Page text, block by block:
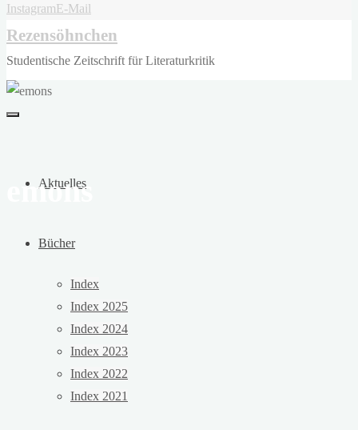
InstagramE-Mail
Rezensöhnchen
Studentische Zeitschrift für Literaturkritik
Aktuelles
Bücher
Index
Index 2025
Index 2024
Index 2023
Index 2022
Index 2021
emons